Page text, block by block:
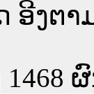
ອີງຕ
1468